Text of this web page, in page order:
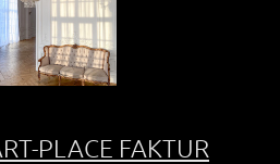
PLACE FAKTUR